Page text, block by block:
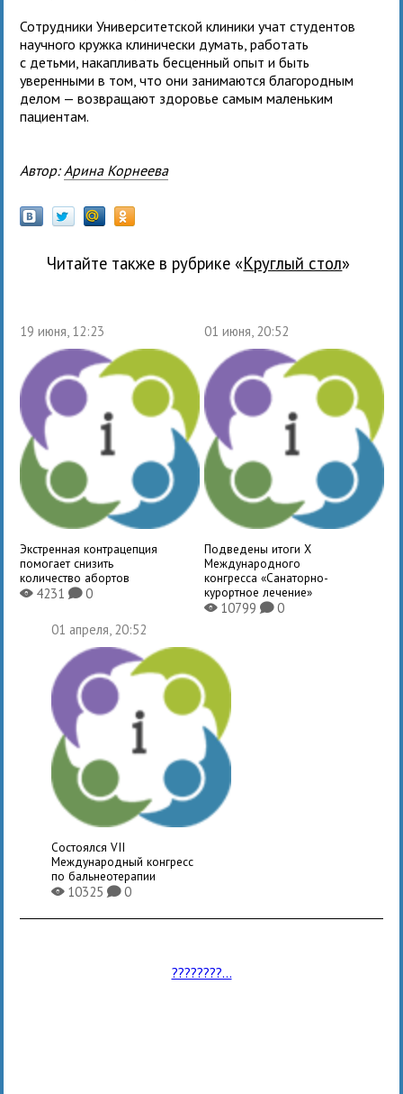
Сотрудники Университетской клиники учат студентов
научного кружка клинически думать, работать
с детьми, накапливать бесценный опыт и быть
уверенными в том, что они занимаются благородным
делом — возвращают здоровье самым маленьким
пациентам.
Автор: Арина Корнеева
Читайте также в рубрике « Круглый стол»
19 июня, 12:23
Экстренная контрацепция
помогает снизить
количество абортов
X4231K0
01 июня, 20:52
Подведены итоги X
Международного
конгресса «Санаторно-
курортное лечение»
X10799 K0
01 апреля, 20:52
Состоялся VII
Международный конгресс
по бальнеотерапии
X10325K0
????????...